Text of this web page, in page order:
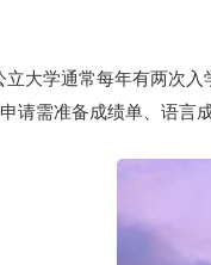
大学通常每年有两次
请需准备成绩单、语言